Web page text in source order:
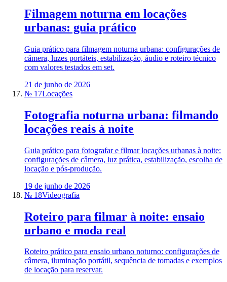
Filmagem noturna em locações
urbanas: guia prático
Guia prático para filmagem noturna urbana: configurações de
câmera, luzes portáteis, estabilização, áudio e roteiro técnico
com valores testados em set.
21 de junho de 2026
№ 17Locações
Fotografia noturna urbana: filmando
locações reais à noite
Guia prático para fotografar e filmar locações urbanas à noite:
configurações de câmera, luz prática, estabilização, escolha de
locação e pós-produção.
19 de junho de 2026
№ 18Videografia
Roteiro para filmar à noite: ensaio
urbano e moda real
Roteiro prático para ensaio urbano noturno: configurações de
câmera, iluminação portátil, sequência de tomadas e exemplos
de locação para reservar.